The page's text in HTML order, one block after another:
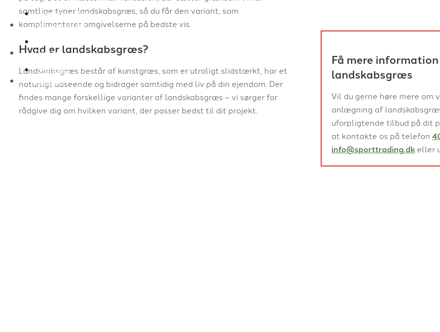
Service aftale
Kontakt
Service aftale
Galleri
Kontakt
samtlige typer landskabsgræs, så du får den variant, som
komplimenterer omgivelserne på bedste vis.
Hvad er landskabsgræs?
Landskabsgræs består af kunstgræs, som er utroligt slidstærkt, har et
naturligt udseende og bidrager samtidig med liv på din ejendom. Der
findes mange forskellige varianter af landskabsgræs – vi sørger for
rådgive dig om hvilken variant, der passer bedst til dit projekt.
Få mere
landskabsgræs
Vil du gerne høre mere om
anlægning af
uforpligtende tilbud på dit
at kontakte os på telefon
info@sporttrading.dk eller